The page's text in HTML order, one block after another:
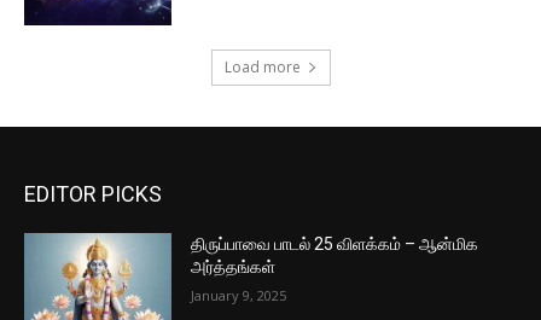
Load more
EDITOR PICKS
திருப்பாவை பாடல் 25 விளக்கம் – ஆன்மிக
அர்த்தங்கள்
January 9, 2025